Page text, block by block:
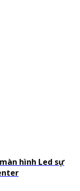
hình Led sự